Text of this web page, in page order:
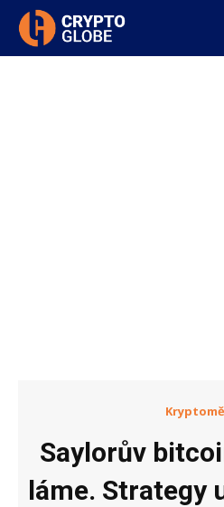
Saylorův
láme. Strategy